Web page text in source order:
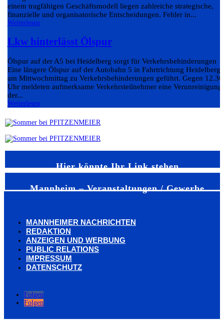
einem tragfähigen Geschäftsmodell liegen zahlreiche strategische,
finanzielle und organisatorische Entscheidungen. Fehler in...
Weiterlesen
Lkw hinterlässt Ölspur
Ölspur auf der A5 bei Heidelberg sorgt für Verkehrsbehinderungen
Eine längere Ölspur auf der Autobahn 5 in Fahrtrichtung Heidelberg
am Mittwochmittag zu Verkehrsbehinderungen geführt. Gegen 12.30
Uhr meldeten aufmerksame Verkehrsteilnehmer eine Verunreinigung
der...
Weiterlesen
Hier könnte Ihr Link stehen
Mannheim – Veranstaltungen / Gewerbe
MANNHEIMER NACHRICHTEN
REDAKTION
ANZEIGEN UND WERBUNG
PUBLIC RELATIONS
IMPRESSUM
DATENSCHUTZ
Folgen
Folgen